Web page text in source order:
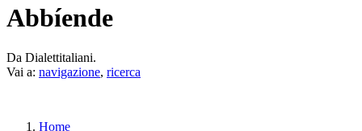
Abbíende
Da Dialettitaliani.
Vai a: navigazione, ricerca
Home